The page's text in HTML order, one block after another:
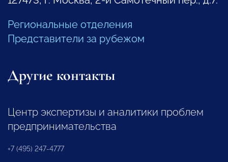
Региональные отделения
Представители за рубежом
Другие контакты
Центр экспертизы и аналитики проблем
предпринимательства
+7 (495) 247-4777